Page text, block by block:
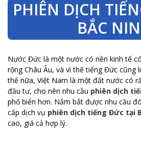
PHIÊN DỊCH
BẮC
Nước Đức là một nước có nền kinh tế
rộng Châu Âu, và vì thế tiếng Đức cũng
thế nữa, Việt Nam là một đất nước có
đầu tư, cho nên nhu cầu phiên dịch
phố biến hơn. Nắm bắt được nhu cầu
cấp dịch vụ phiên dịch tiếng Đức tại
cao, giá cả hợp lý.